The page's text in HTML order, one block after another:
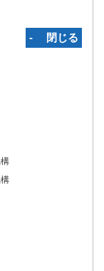
‐ 閉じる